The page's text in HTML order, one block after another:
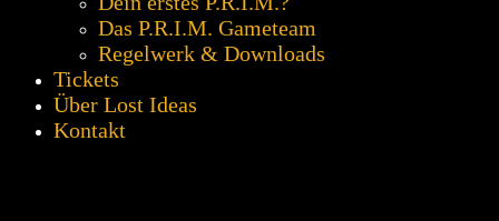
Das P.R.I.M. Gameteam
Regelwerk & Downloads
Tickets
Über Lost Ideas
Kontakt